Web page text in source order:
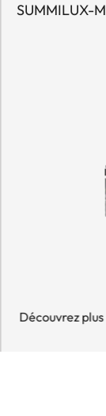
SUMMILUX-
Découvrez plus